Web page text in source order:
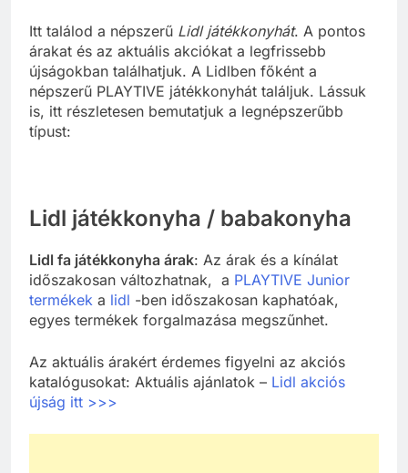
Itt találod a népszerű Lidl játékkonyhát. A pontos
árakat és az aktuális akciókat a legfrissebb
újságokban találhatjuk. A Lidlben főként a
népszerű PLAYTIVE játékkonyhát találjuk. Lássuk
is, itt részletesen bemutatjuk a legnépszerűbb
típust:
Lidl játékkonyha / babakonyha
Lidl fa játékkonyha árak: Az árak és a kínálat
időszakosan változhatnak, a PLAYTIVE Junior
termékek a lidl -ben időszakosan kaphatóak,
egyes termékek forgalmazása megszűnhet.
Az aktuális árakért érdemes figyelni az akciós
katalógusokat: Aktuális ajánlatok – Lidl akciós
újság itt >>>